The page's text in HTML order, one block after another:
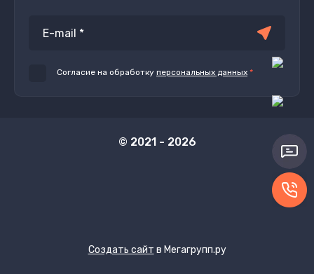
Согласие на обработку персональных данных *
© 2021 - 2026
Создать сайт в Мегагрупп.ру